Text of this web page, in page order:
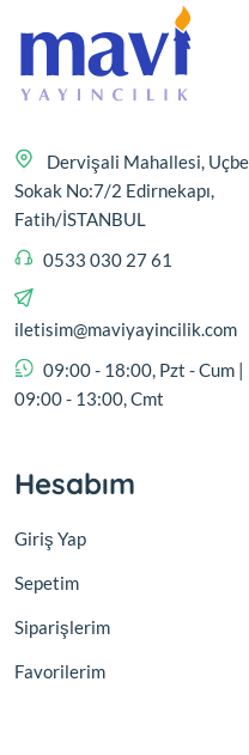
Dervişali Mahallesi,
Sokak No:7/2 Edirnekapı,
Fatih/İSTANBUL
0533 030 27 61
iletisim@maviyayincilik.com
09:00 - 18:00, Pzt - Cum |
09:00 - 13:00, Cmt
Hesabım
Giriş Yap
Sepetim
Siparişlerim
Favorilerim